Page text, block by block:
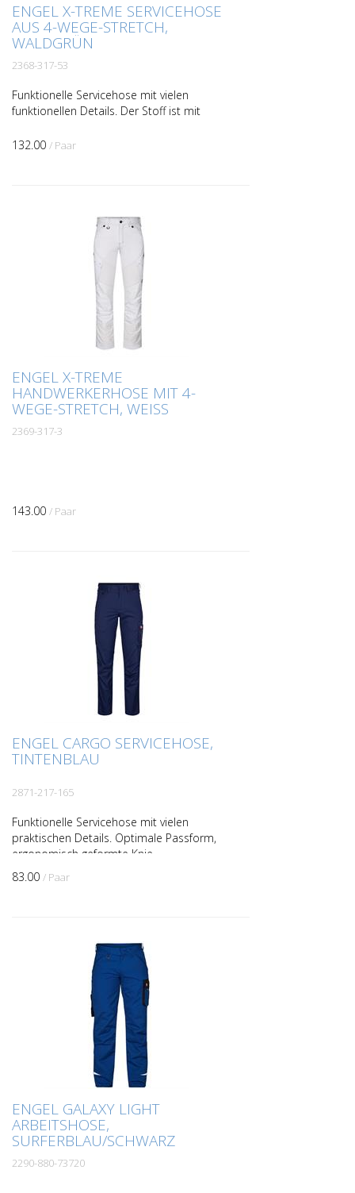
ENGEL X-TREME SERVICEHOSE
AUS 4-WEGE-STRETCH,
WALDGRÜN
2368-317-53
Funktionelle Servicehose mit vielen
funktionellen Details. Der Stoff ist mit
Passform und mehr Bewegungsfreiheit
132.00 / Paar
ENGEL X-TREME
HANDWERKERHOSE MIT 4-
WEGE-STRETCH, WEISS
2369-317-3
143.00 / Paar
ENGEL CARGO SERVICEHOSE,
TINTENBLAU
2871-217-165
Funktionelle Servicehose mit vielen
praktischen Details. Optimale Passform,
ergonomisch geformte Knie.
Taillengummizug am Rücken, der für gute
Passform sorgt und die Hose...
83.00 / Paar
ENGEL GALAXY LIGHT
ARBEITSHOSE,
SURFERBLAU/SCHWARZ
2290-880-73720